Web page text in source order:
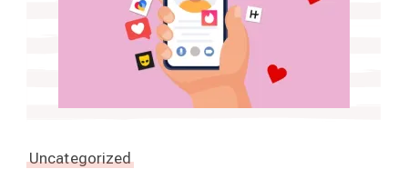
Uncategorized